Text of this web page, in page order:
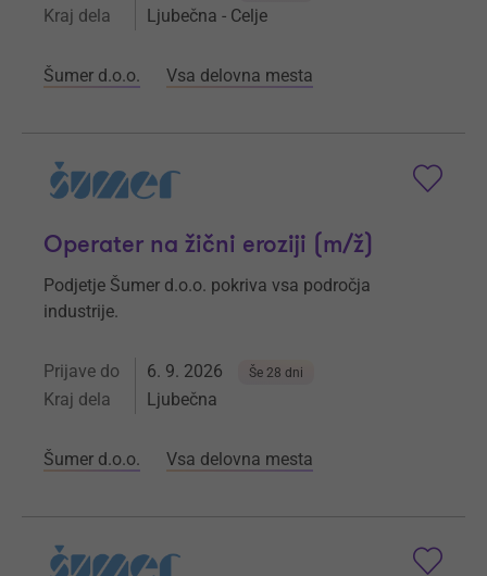
Kraj dela Ljubečna - Celje
Šumer d.o.o. Vsa delovna mesta
Operater na žični eroziji (m/ž)
Podjetje Šumer d.o.o. pokriva vsa področja
industrije.
Prijave do 6. 9. 2026 Še 28 dni
Kraj dela Ljubečna
Šumer d.o.o. Vsa delovna mesta